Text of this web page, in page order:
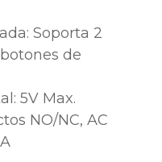
Soporta 2
de
5V Max.
NO/NC, AC